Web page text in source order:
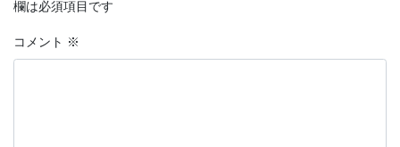
欄は必須項目です
コメント ※